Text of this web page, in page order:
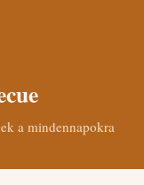
a mindennapokra